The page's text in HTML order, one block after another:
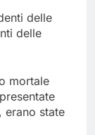
delle
delle
mortale
erano state